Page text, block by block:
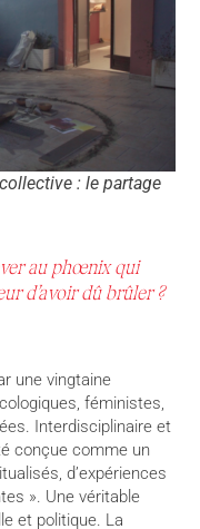
: le partage
au phœnix qui
d’avoir dû brûler ?
une vingtaine
féministes,
Interdisciplinaire et
conçue comme un
d’expériences
». Une véritable
et politique. La